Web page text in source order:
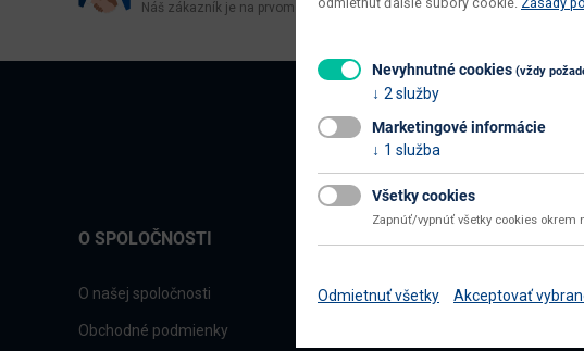
Náš zákazník je na prvom mieste
O SPOLOČNOSTI
O našej spoločnosti
Obchodné podmienky
Obchodné
Nevyhnutné cookies (vždy
2 služby
Marketingové informácie
1 služba
Všetky cookies
Zapnúť/vypnúť všetky cookies okrem
Odmietnuť všetky Akceptovať